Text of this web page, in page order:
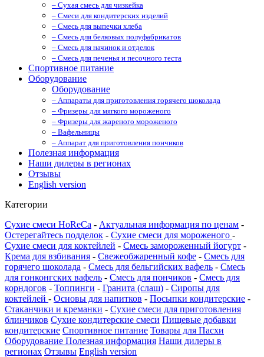
– Сухая смесь для чизкейка
– Смеси для кондитерских изделий
– Смесь для выпечки хлеба
– Смесь для белковых полуфабрикатов
– Смесь для начинок и отделок
– Смесь для печенья и песочного теста
Спортивное питание
Оборудование
Оборудование
– Аппараты для приготовления горячего шоколада
– Фризеры для мягкого мороженого
– Фризеры для жареного мороженого
– Вафельницы
– Аппарат для приготовления пончиков
Полезная информация
Наши дилеры в регионах
Отзывы
English version
Категории
Сухие смеси HoReCa - Актуальная информация по ценам -
Остерегайтесь подделок - Сухие смеси для мороженого -
Сухие смеси для коктейлей - Смесь замороженный йогурт -
Крема для взбивания - Свежеобжаренный кофе - Смесь для
горячего шоколада - Смесь для бельгийских вафель - Смесь
для гонконгских вафель - Смесь для пончиков - Смесь для
корндогов - Топпинги - Гранита (слаш) - Cиропы для
коктейлей - Основы для напитков - Посыпки кондитерские -
Стаканчики и креманки - Сухие смеси для приготовления
блинчиков Сухие кондитерские смеси Пищевые добавки
кондитерские Спортивное питание Товары для Пасхи
Оборудование Полезная информация Наши дилеры в
регионах Отзывы English version